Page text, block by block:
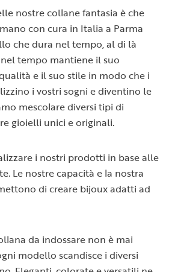
nostre collane fantasia è che
con cura in Italia a Parma
che dura nel tempo, al di là
tempo mantiene il suo
e il suo stile in modo che i
i vostri sogni e diventino le
mescolare diversi tipi di
gioielli unici e originali.
i nostri prodotti in base alle
Le nostre capacità e la nostra
di creare bijoux adatti ad
da indossare non è mai
modello scandisce i diversi